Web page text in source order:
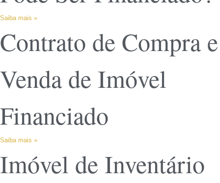
Saiba mais »
Contrato de Compra e
Venda de Imóvel
Financiado
Saiba mais »
Imóvel de Inventário